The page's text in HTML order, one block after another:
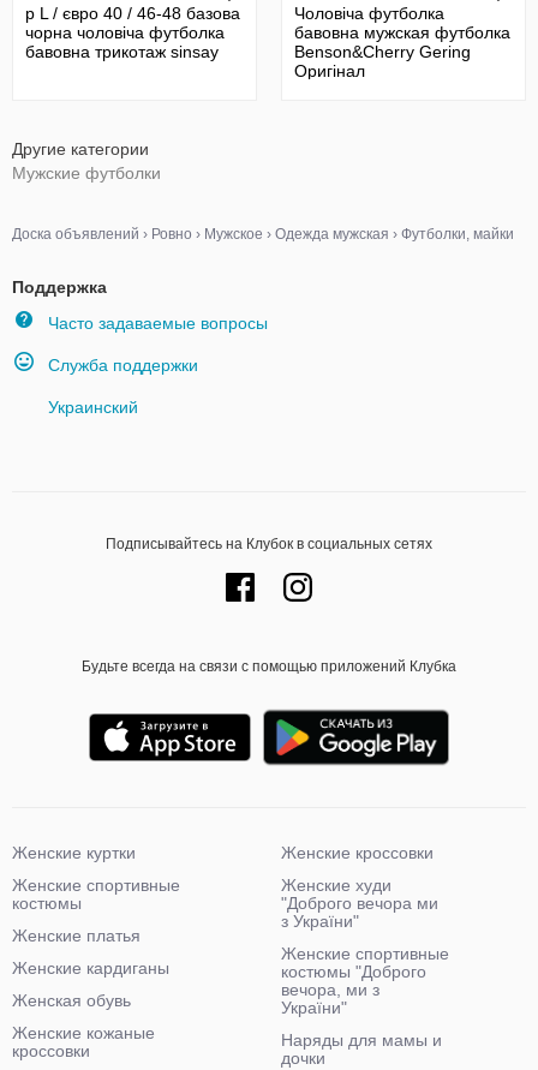
р L / євро 40 / 46-48 базова
чорна чоловіча футболка
бавовна трикотаж sinsay
Чоловіча футболка
бавовна мужская футболка
Benson&Cherry Gering
Оригінал
Другие категории
Мужские футболки
Доска объявлений › Ровно › Мужское › Одежда мужская › Футболки, майки
Поддержка
Часто задаваемые вопросы
Служба поддержки
Украинский
Подписывайтесь на Клубок в социальных сетях
Будьте всегда на связи с помощью приложений Клубка
Женские куртки
Женские спортивные
костюмы
Женские платья
Женские кардиганы
Женская обувь
Женские кожаные
кроссовки
Женские кроссовки
Женские худи
"Доброго вечора ми
з України"
Женские спортивные
костюмы "Доброго
вечора, ми з
України"
Наряды для мамы и
дочки